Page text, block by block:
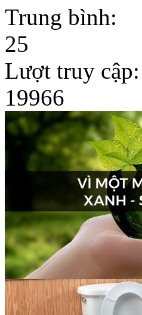
Dịch vụ phun diệt côn
trùng chuyên nghiệp tại
Hải...
Trung bình:
25
Lượt truy cập:
19966